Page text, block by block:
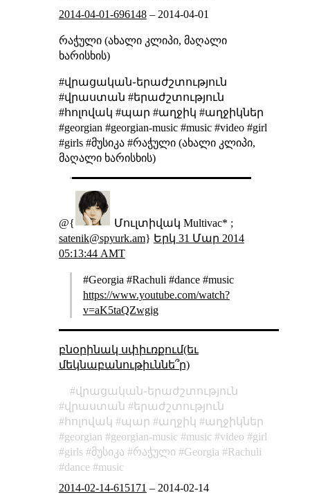
2014-04-01-696148– 2014-04-01
რაჭული (ახალი კლიპი, მაღალი
ხარისხის)
#վրացական֊երաժշտություն
#վրաստան #երաժշտություն
#հոլովակ #պար #աղջիկ #աղջիկներ
#georgian #georgian-music #music #video #girl
#girls #მუსიკა #რაჭული (ახალი კლიპი,
მაღალი ხარისხის)
@{
Մուլտիվակ Multivac* ;
satenik@spyurk.am} Երկ 31 Մար 2014
05:13:44 AMT
#Georgia #Rachuli #dance #music
https://www.youtube.com/watch?
v=aK5taQZwgig
բնօրինակ սփիւռքում(եւ
մեկնաբանութիւննե՞ր)
վրացական֊երաժշտություն
վրաստան
երաժշտություն
հոլովակ
պար աղջիկ
աղջիկներ
georgian
georgian-music music video
girl
girls
მუსიკა რაჭული Georgia
Rachuli
dance
music
2014-02-14-615171 – 2014-02-14